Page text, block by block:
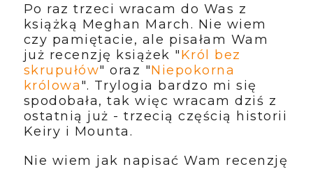
Po raz trzeci wracam do Was z
książką Meghan March. Nie wiem
czy pamiętacie, ale pisałam Wam
już recenzję książek "Król bez
skrupułów" oraz "Niepokorna
królowa". Trylogia bardzo mi się
spodobała, tak więc wracam dziś z
ostatnią już - trzecią częścią historii
Keiry i Mounta.
Nie wiem jak napisać Wam recenzję